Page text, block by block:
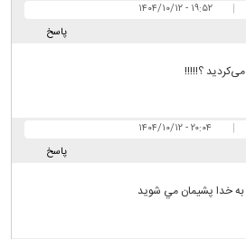
|
۱۹:۵۲ - ۱۴۰۴/۱۰/۱۲
پاسخ
می‌کردید ؟!!!!!
|
۲۰:۰۴ - ۱۴۰۴/۱۰/۱۲
پاسخ
به خدا پشيمان مي شويد